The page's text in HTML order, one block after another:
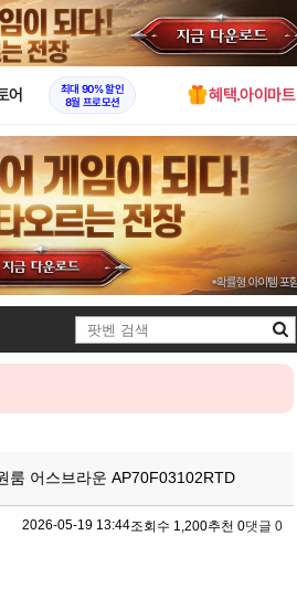
X
어
최대 90% 할인
8월 프로모션
혜택.아이마트
검
색
룸 어스브라운 AP70F03102RTD
2026-05-19 13:44조회수 1,200추천 0댓글 0